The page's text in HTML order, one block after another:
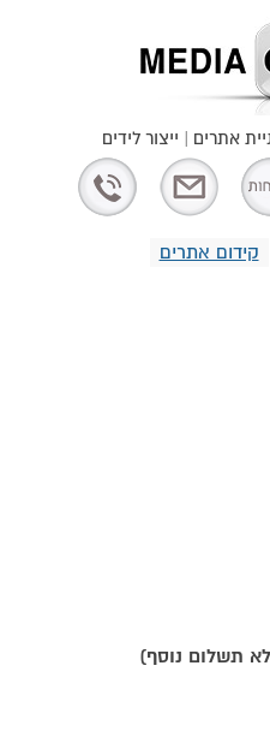
קידום אתרים
אתרים | ייצור לידים
תשלום נוסף)